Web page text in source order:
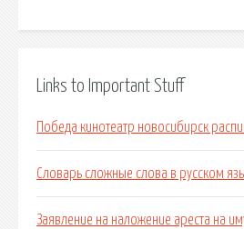
Links to Important Stuff
Победа кинотеатр новосибирск
Словарь сложные слова в русском
Заявление на наложение ареста на